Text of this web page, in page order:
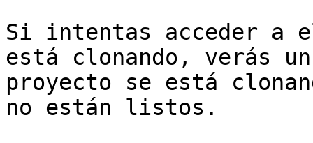
Si intentas acceder a
está clonando, verás
proyecto se está
no están listos.